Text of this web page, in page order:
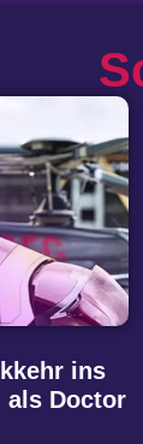
ins
als Doctor